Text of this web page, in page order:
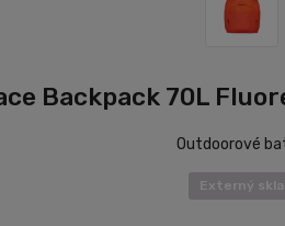
Backpack 70L
Outdoorové
Externý